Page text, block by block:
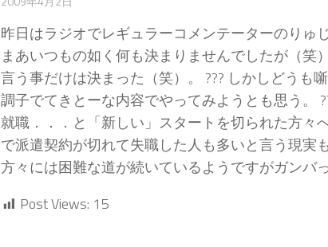
昨日はラジオでレギュラーコメンテーターのりゅ
まあいつもの如く何も決まりませんでしたが（笑
言う事だけは決まった（笑）。 ??? しかしどうも
調子でてきとーな内容でやってみようとも思う。
就職．．．と「新しい」スタートを切られた方々
で派遣契約が切れて失職した人も多いと言う現実
方々には困難な道が続いているようですがガンバ
Post Views: 15